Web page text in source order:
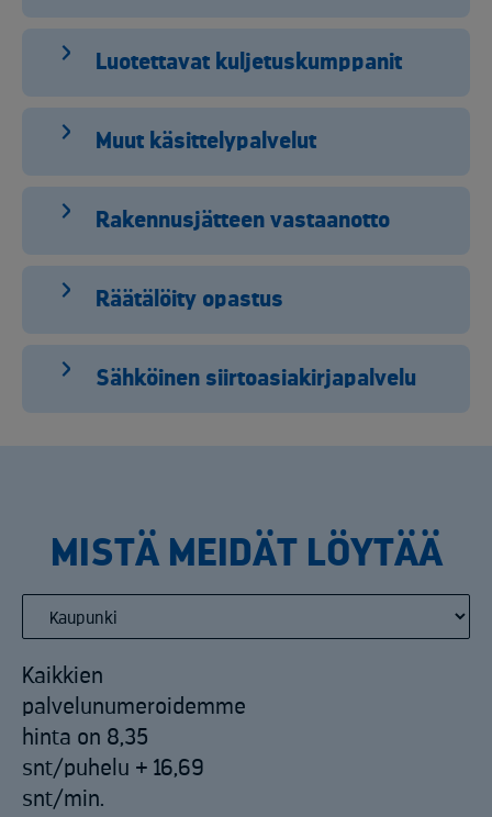
Luotettavat kuljetuskumppanit
Muut käsittelypalvelut
Rakennusjätteen vastaanotto
Räätälöity opastus
Sähköinen siirtoasiakirjapalvelu
MISTÄ MEIDÄT LÖYTÄÄ
Kaikkien
palvelunumeroidemme
hinta on 8,35
snt/puhelu + 16,69
snt/min.